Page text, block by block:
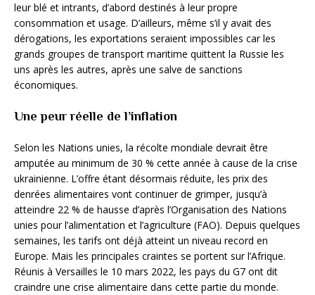
leur blé et intrants, d’abord destinés à leur propre
consommation et usage. D’ailleurs, même s’il y avait des
dérogations, les exportations seraient impossibles car les
grands groupes de transport maritime quittent la Russie les
uns après les autres, après une salve de sanctions
économiques.
Une peur réelle de l’inflation
Selon les Nations unies, la récolte mondiale devrait être
amputée au minimum de 30 % cette année à cause de la crise
ukrainienne. L’offre étant désormais réduite, les prix des
denrées alimentaires vont continuer de grimper, jusqu’à
atteindre 22 % de hausse d’après l’Organisation des Nations
unies pour l’alimentation et l’agriculture (FAO). Depuis quelques
semaines, les tarifs ont déjà atteint un niveau record en
Europe. Mais les principales craintes se portent sur l’Afrique.
Réunis à Versailles le 10 mars 2022, les pays du G7 ont dit
craindre une crise alimentaire dans cette partie du monde.